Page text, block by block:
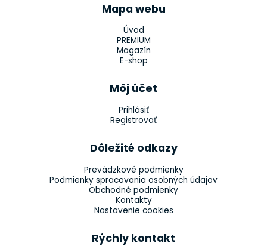
Mapa webu
Úvod
PREMIUM
Magazín
E-shop
Môj účet
Prihlásiť
Registrovať
Dôležité odkazy
Prevádzkové podmienky
Podmienky spracovania osobných údajov
Obchodné podmienky
Kontakty
Nastavenie cookies
Rýchly kontakt